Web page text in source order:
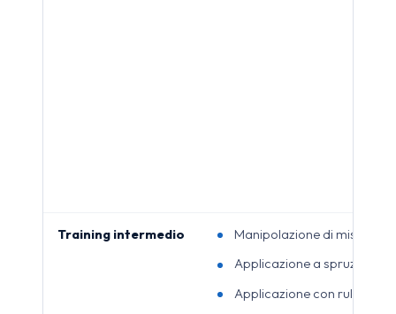
Training intermedio
Manipolazione di miscele
Applicazione a spruzzo in
Applicazione con rullo;